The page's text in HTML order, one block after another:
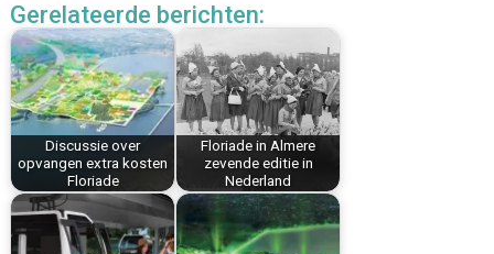
e
b
o
o
k
t
e
r
e
s
t
k
e
d
I
n
i
l
t
A
p
p
e
Gerelateerde berichten:
Discussie over
opvangen extra kosten
Floriade
Floriade in Almere
zevende editie in
Nederland